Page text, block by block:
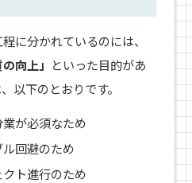
に分かれているのには、
の向上」 といった目的があ
以下のとおりです。
が必須なため
回避のため
ト進行のため